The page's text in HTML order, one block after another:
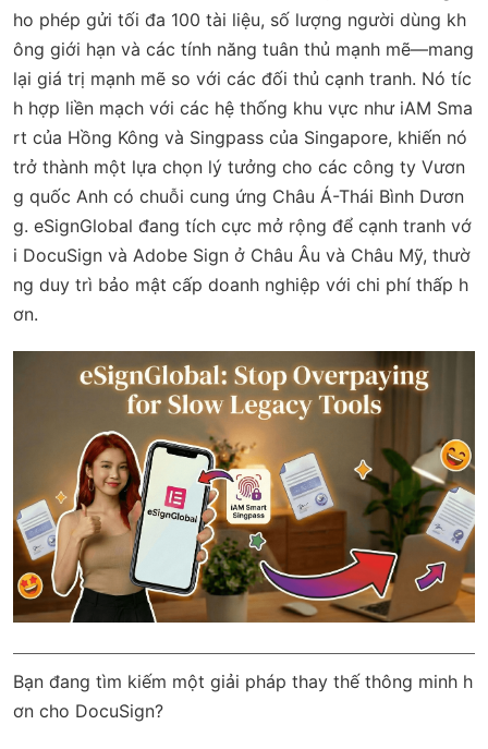
ho phép gửi tối đa 100 tài liệu, số lượng người dùng kh
ông giới hạn và các tính năng tuân thủ mạnh mẽ—mang
lại giá trị mạnh mẽ so với các đối thủ cạnh tranh. Nó tíc
h hợp liền mạch với các hệ thống khu vực như iAM Sma
rt của Hồng Kông và Singpass của Singapore, khiến nó
trở thành một lựa chọn lý tưởng cho các công ty Vươn
g quốc Anh có chuỗi cung ứng Châu Á-Thái Bình Dươn
g. eSignGlobal đang tích cực mở rộng để cạnh tranh vớ
i DocuSign và Adobe Sign ở Châu Âu và Châu Mỹ, thườ
ng duy trì bảo mật cấp doanh nghiệp với chi phí thấp h
ơn.
Bạn đang tìm kiếm một giải pháp thay thế thông minh h
ơn cho DocuSign?